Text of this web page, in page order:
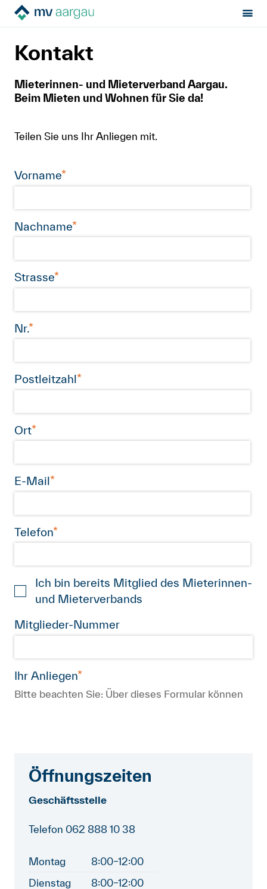
Hilfe von Fachleuten
Politik & Positionen
Mitglied werden
Anmelden
Suche
Kontakt
Mieterinnen- und Mieterverband Aargau.
Beim Mieten und Wohnen für Sie da!
Teilen Sie uns Ihr Anliegen mit.
Öffnungszeiten
Geschäftsstelle
Telefon 062 888 10 38
Montag
8:00–12:00
Dienstag
8:00–12:00